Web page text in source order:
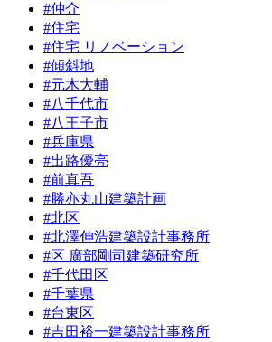
#仲介
#住宅
#住宅 リノベーション
#傾斜地
#元木大輔
#八千代市
#八王子市
#兵庫県
#出路優亮
#前真吾
#勝亦丸山建築計画
#北区
#北澤伸浩建築設計事務所
#区 廣部剛司建築研究所
#千代田区
#千葉県
#台東区
#吉田裕一建築設計事務所